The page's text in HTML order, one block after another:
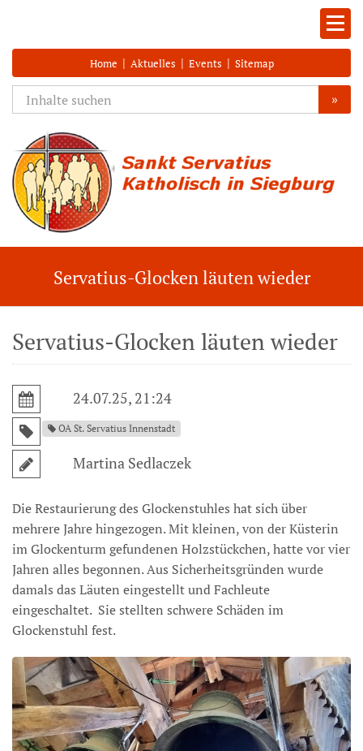
Home | Aktuelles | Events | Sitemap
»
Servatius-Glocken läuten wieder
Servatius-Glocken läuten wieder
24.07.25, 21:24
OA St. Servatius Innenstadt
Martina Sedlaczek
Die Restaurierung des Glockenstuhles hat sich über
mehrere Jahre hingezogen. Mit kleinen, von der Küsterin
im Glockenturm gefundenen Holzstückchen, hatte vor vier
Jahren alles begonnen. Aus Sicherheitsgründen wurde
damals das Läuten eingestellt und Fachleute
eingeschaltet. Sie stellten schwere Schäden im
Glockenstuhl fest.